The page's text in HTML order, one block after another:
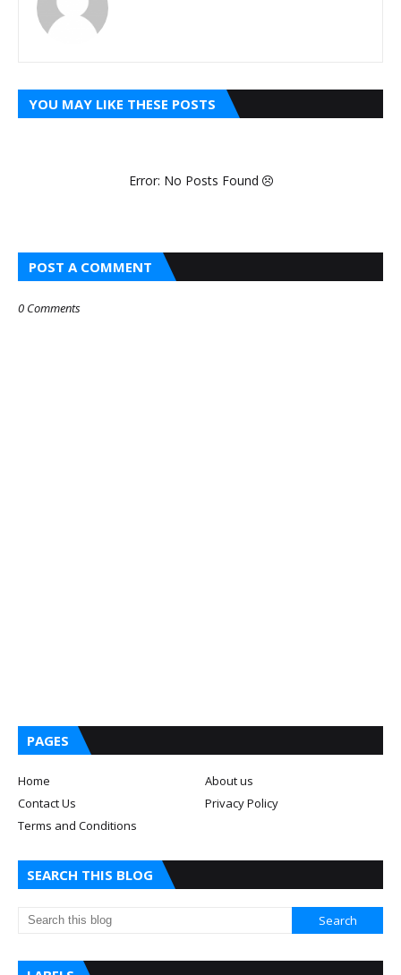
YOU MAY LIKE THESE POSTS
Error: No Posts Found
POST A COMMENT
0 Comments
PAGES
Home
About us
Contact Us
Privacy Policy
Terms and Conditions
SEARCH THIS BLOG